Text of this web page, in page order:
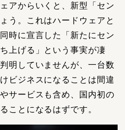
アからいくと、新型「セン
う。これはハードウェアと
時に宣言した「新たにセン
上げる」という事実が凄
明していませんが、一台数
ビジネスになることは間違
サービスも含め、国内初の
ことになるはずです。